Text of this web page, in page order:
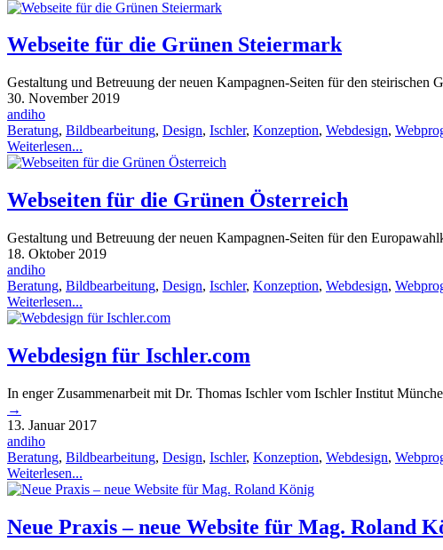
Webseite für die Grünen Steiermark
Gestaltung und Betreuung der neuen Kampagnen-Seiten für den steirischen
30. November 2019
andiho
Beratung, Bildbearbeitung, Design, Ischler, Konzeption, Webdesign,
Weiterlesen...
Webseiten für die Grünen Österreich
Gestaltung und Betreuung der neuen Kampagnen-Seiten für den
18. Oktober 2019
andiho
Beratung, Bildbearbeitung, Design, Ischler, Konzeption, Webdesign,
Weiterlesen...
Webdesign für Ischler.com
In enger Zusammenarbeit mit Dr. Thomas Ischler vom Ischler Institut
→
13. Januar 2017
andiho
Beratung, Bildbearbeitung, Design, Ischler, Konzeption, Webdesign,
Weiterlesen...
Neue Praxis – neue Website für Mag. Roland